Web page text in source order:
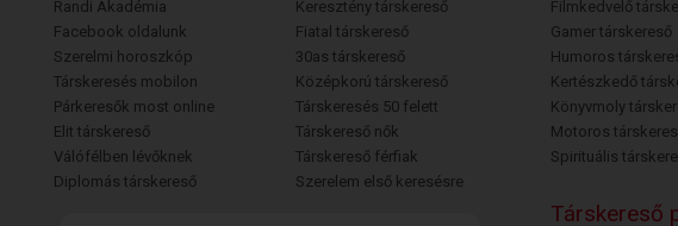
Randi Akadémia
Facebook oldalunk
Szerelmi horoszkóp
Társkeresés mobilon
Párkeresők most online
Elit társkereső
Válófélben lévőknek
Diplomás társkereső
Keresztény társkereső
Fiatal társkereső
30as társkereső
Középkorú társkereső
Társkeresés 50 felett
Társkereső nők
Társkereső férfiak
Szerelem első keresésre
Filmkedvelő
Gamer társkereső
Humoros
Kertészkedő
Könyvmoly
Motoros
Spirituális
Társkereső